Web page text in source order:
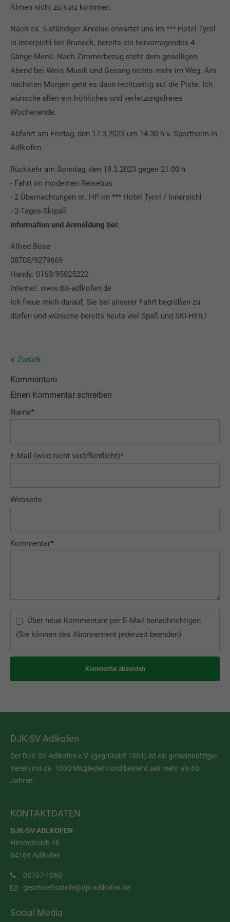
Almen nicht zu kurz kommen.
Nach ca. 5-stündiger Anreise erwartet uns im *** Hotel Tyrol
in Innerpichl bei Bruneck, bereits ein hervorragendes 4-
Gänge-Menü. Nach Zimmerbezug steht dem geselligen
Abend bei Wein, Musik und Gesang nichts mehr im Weg. Am
nächsten Morgen geht es dann rechtzeitig auf die Piste. Ich
wünsche allen ein fröhliches und verletzungsfreies
Wochenende.
Abfahrt am Freitag, den 17.3.2023 um 14.30 h v. Sportheim in
Adlkofen.
Rückkehr am Sonntag, den 19.3.2023 gegen 21.00 h.
- Fahrt im modernen Reisebus
- 2 Übernachtungen m. HP im *** Hotel Tyrol / Innerpichl
- 2-Tages-Skipaß
Information und Anmeldung bei:
Alfred Böse
08708/9279669
Handy: 0160/95825222
Internet: www.djk-adlkofen.de
Ich freue mich darauf, Sie bei unserer Fahrt begrüßen zu
dürfen und wünsche bereits heute viel Spaß und SKI-HEIL!
Zurück
Kommentare
Einen Kommentar schreiben
Name*
E-Mail (wird nicht veröffentlicht)*
Webseite
Kommentar*
Über neue Kommentare per E-Mail benachrichtigen
(Sie können das Abonnement jederzeit beenden)
Kommentar absenden
DJK-SV Adlkofen
Der DJK-SV Adlkofen e.V. (gegründet 1961) ist ein gemeinnütziger
Verein mit ca. 1000 Mitgliedern und besteht seit mehr als 60
Jahren.
KONTAKTDATEN
DJK-SV ADLKOFEN
Himmelreich 46
84166 Adlkofen
08707-1060
geschaeftsstelle@djk-adlkofen.de
Social Media